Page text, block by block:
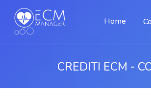
Home
CREDITI ECM -